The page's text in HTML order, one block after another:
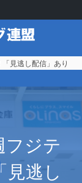
見逃し配信」あり
フジテ
見逃し